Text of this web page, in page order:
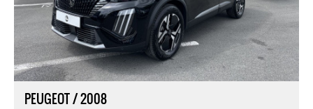
PEUGEOT / 2008